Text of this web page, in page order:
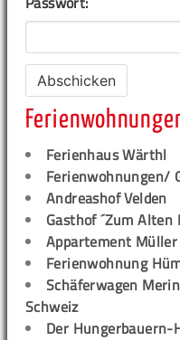
Ferienhaus Wärthl
Ferienwohnungen/
Andreashof Velden
Gasthof ´Zum Alten
Appartement Müller
Ferienwohnung
Schäferwagen
Schweiz
Der Hungerbauern-